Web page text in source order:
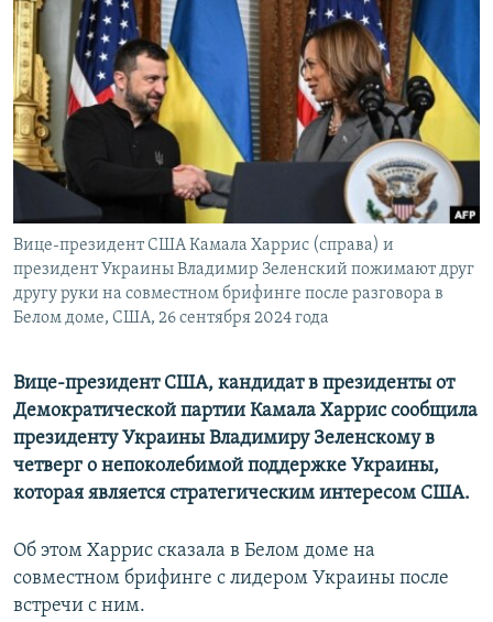
ТЕЛЕПРОЕКТ КРЫМ.РЕАЛИИ
СОВЕТЫ ПРАВОЗАЩИТНИКОВ
ПРОПАВШИЕ БЕЗ ВЕСТИ
ПОБЕДИТЕЛЕЙ НЕ СУДЯТ?
КРЫМ.НЕПОКОРЕННЫЙ
ELIFBE
УКРАИНСКАЯ ПРОБЛЕМА КРЫМА
Українською
Qırımtatar
ПРИСОЕДИНЯЙТЕСЬ!
Все сайты RFE/RL
Вице-президент США Камала Харрис (справа) и
президент Украины Владимир Зеленский пожимают друг
другу руки на совместном брифинге после разговора в
Белом доме, США, 26 сентября 2024 года
Вице-президент США, кандидат в президенты от
Демократической партии Камала Харрис сообщила
президенту Украины Владимиру Зеленскому в
четверг о непоколебимой поддержке Украины,
которая является стратегическим интересом США.
Об этом Харрис сказала в Белом доме на
совместном брифинге с лидером Украины после
встречи с ним.